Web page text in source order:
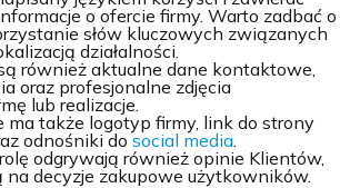
o ofercie firmy. Warto zadbać o
słów kluczowych związanych
działalności.
również aktualne dane kontaktowe,
oraz profesjonalne zdjęcia
lub realizacje.
ma także logotyp firmy, link do strony
odnośniki dosocial media
odgrywają również opinie Klientów,
na decyzje zakupowe użytkowników.